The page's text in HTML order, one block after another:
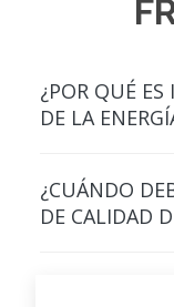
¿POR QUÉ
DE LA
¿CUÁNDO
DE CALIDAD